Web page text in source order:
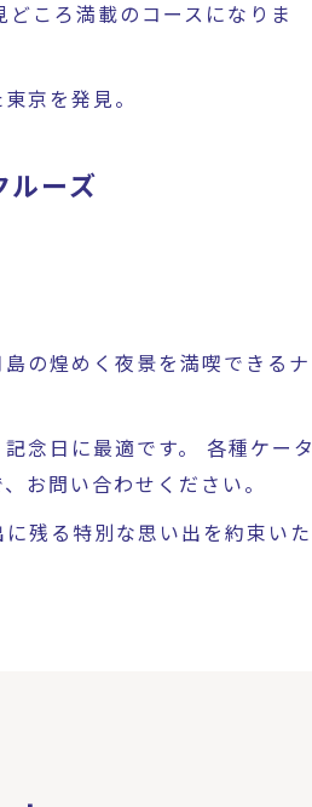
ころ満載のコースになりま
京を発見。
ルーズ
の煌めく夜景を満喫できるナ
念日に最適です。
各種ケータ
お問い合わせください。
残る特別な思い出を約束いた